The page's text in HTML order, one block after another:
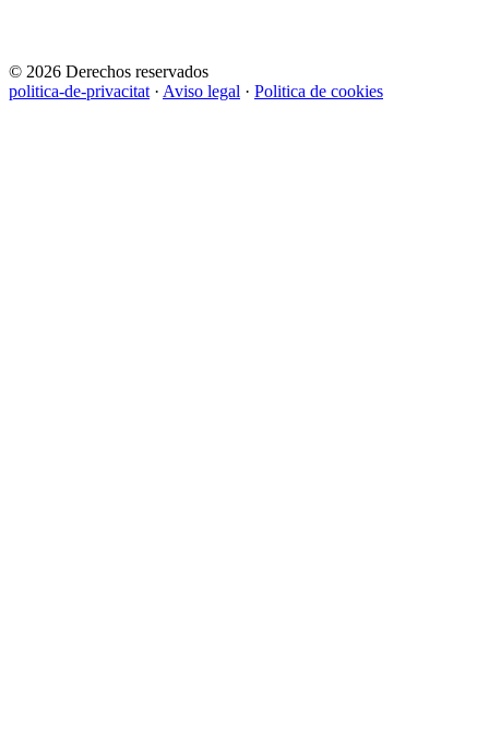
© 2026 Derechos reservados
politica-de-privacitat · Aviso legal · Politica de cookies